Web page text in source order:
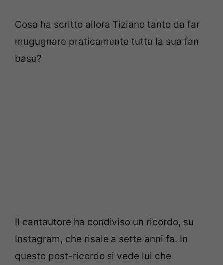
Cosa ha scritto allora Tiziano tanto da far
mugugnare praticamente tutta la sua fan
base?
Il cantautore ha condiviso un ricordo, su
Instagram, che risale a sette anni fa. In
questo post-ricordo si vede lui che